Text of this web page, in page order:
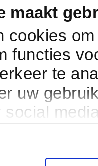
maakt
cookies
functies
te
uw
social